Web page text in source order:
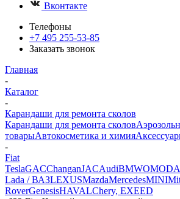
Вконтакте
Телефоны
+7 495 255-53-85
Заказать звонок
Главная
-
Каталог
-
Карандаши для ремонта сколов
Карандаши для ремонта сколов
товарыАвтокосметика и химия
-
Fiat
TeslaGACChanganJACAudiBMWOMODA
Lada / ВАЗLEXUSMazdaMercedesMINI
RoverGenesisHAVALChery, EXEED